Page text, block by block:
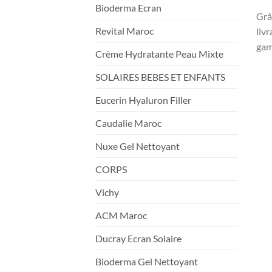
Bioderma Ecran
Revital Maroc
Crème Hydratante Peau Mixte
SOLAIRES BEBES ET ENFANTS
Eucerin Hyaluron Filler
Caudalie Maroc
Nuxe Gel Nettoyant
CORPS
Vichy
ACM Maroc
Ducray Ecran Solaire
Bioderma Gel Nettoyant